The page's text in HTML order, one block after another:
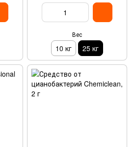
Вес
10 кг 25 кг